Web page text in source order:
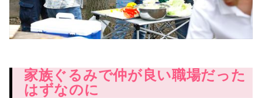
家族ぐるみで仲が良い職場だった
はずなのに